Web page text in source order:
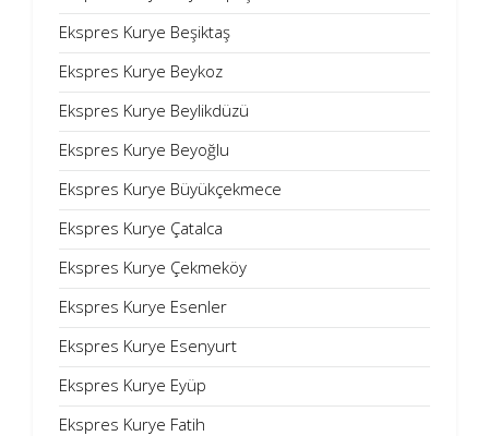
Ekspres Kurye Beşiktaş
Ekspres Kurye Beykoz
Ekspres Kurye Beylikdüzü
Ekspres Kurye Beyoğlu
Ekspres Kurye Büyükçekmece
Ekspres Kurye Çatalca
Ekspres Kurye Çekmeköy
Ekspres Kurye Esenler
Ekspres Kurye Esenyurt
Ekspres Kurye Eyüp
Ekspres Kurye Fatih